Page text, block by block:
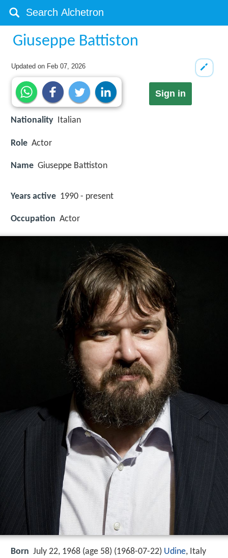
Giuseppe Battiston
Updated on Feb 07, 2026
Sign in
Nationality Italian
Role Actor
Name Giuseppe Battiston
Years active 1990 - present
Occupation Actor
Born July 22, 1968 (age 58) (1968-07-22) Udine, Italy